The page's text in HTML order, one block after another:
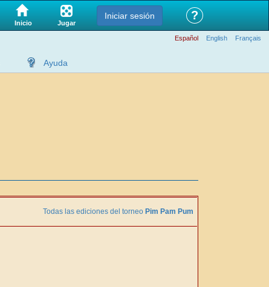
Inicio Jugar
Iniciar sesión ?
Español English Français
Ayuda
Todas las ediciones del torneo Pim Pam Pum